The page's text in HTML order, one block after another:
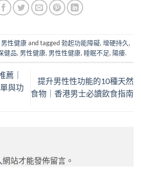
男性健康and tagged勃起功能障礙, 增硬持久,
健品, 男性健康, 男性性健康, 睡眠不足, 陽痿.
薦｜
與功
提升男性性功能的10種天然
食物｜香港男士必讀飲食指南
網站才能發佈留言。